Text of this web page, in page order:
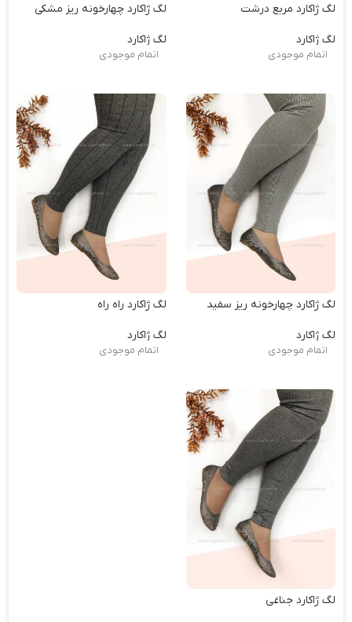
لگ ژاکارد مربع درشت
لگ ژاکارد
اتمام موجودی
لگ ژاکارد چهارخونه ریز مشکی
لگ ژاکارد
اتمام موجودی
لگ ژاکارد چهارخونه ریز سفید
لگ ژاکارد
اتمام موجودی
لگ ژاکارد راه راه
لگ ژاکارد
اتمام موجودی
لگ ژاکارد جناغی